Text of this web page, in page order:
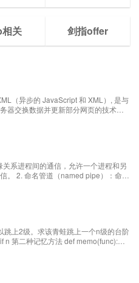
关 剑指offer
（异步的 JavaScript 和 XML）, 是与
器交换数据并更新部分网页的技术。
系进程间的通信，允许一个进程和另
。 2. 命名管道（named pipe）：命名
上2级。求该青蛙跳上一个n级的台阶
n 第二种记忆方法 def memo(func):